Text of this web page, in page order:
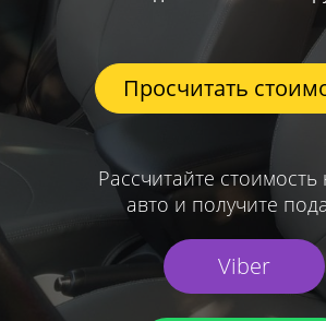
Просчитать
Рассчитайте
авто и получите
Viber